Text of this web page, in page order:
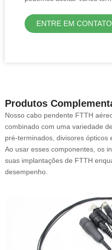
ENTRE EM
Produtos
Nosso cabo pendente FTTH
combinado com uma variedade
pré-terminados, divisores ópticos
Ao usar esses componentes, os
suas implantações de FTTH
desempenho.